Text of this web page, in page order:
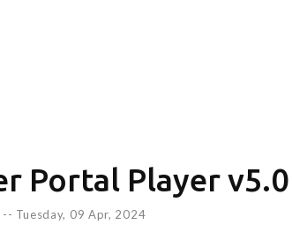
Portal Player v5.0
-- Tuesday, 09 Apr, 2024